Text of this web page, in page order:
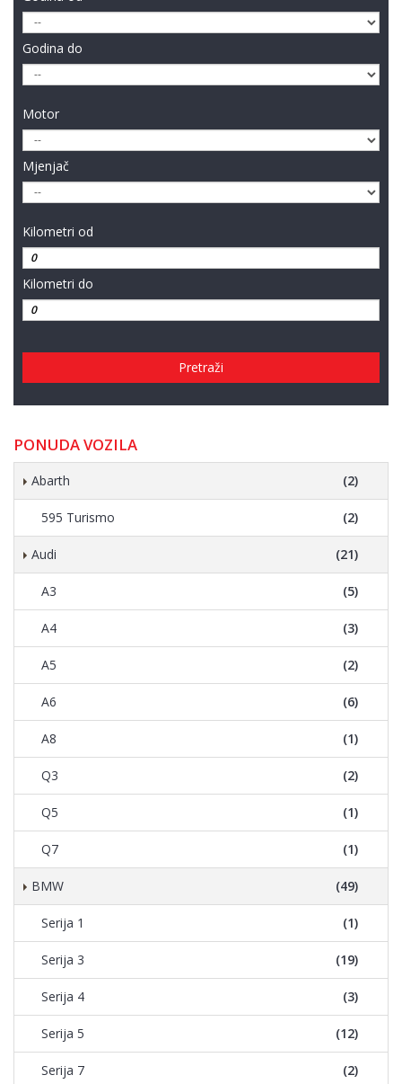
Godina do
Motor
Mjenjač
Kilometri od
Kilometri do
Pretraži
PONUDA VOZILA
Abarth (2)
595 Turismo (2)
Audi (21)
A3 (5)
A4 (3)
A5 (2)
A6 (6)
A8 (1)
Q3 (2)
Q5 (1)
Q7 (1)
BMW (49)
Serija 1 (1)
Serija 3 (19)
Serija 4 (3)
Serija 5 (12)
Serija 7 (2)